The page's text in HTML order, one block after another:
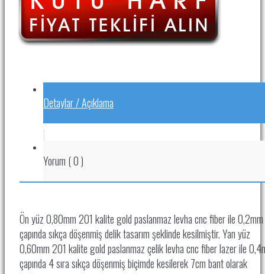
Detaylar / Açıklama
.
Yorum (0)
Ön yüz 0,80mm 201 kalite gold paslanmaz levha cnc fiber ile 0,2mm
çapında sıkça döşenmiş delik tasarım şeklinde kesilmiştir. Yan yüz
0,60mm 201 kalite gold paslanmaz çelik levha cnc fiber lazer ile
çapında 4 sıra sıkça döşenmiş biçimde kesilerek 7cm bant olarak